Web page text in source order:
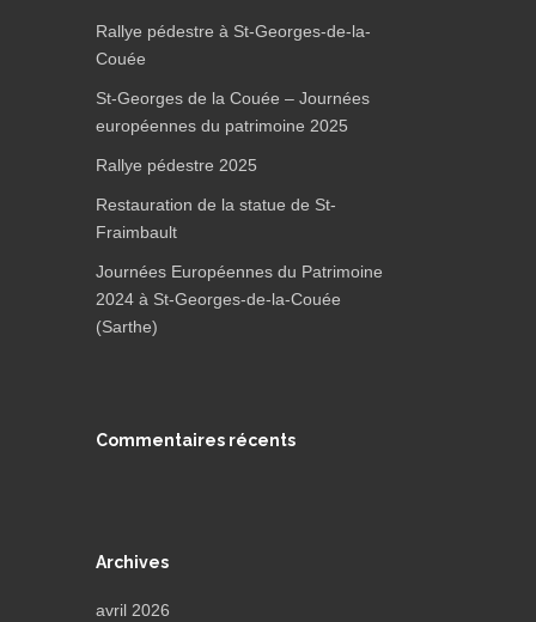
Rallye pédestre à St-Georges-de-la-
Couée
St-Georges de la Couée – Journées
européennes du patrimoine 2025
Rallye pédestre 2025
Restauration de la statue de St-
Fraimbault
Journées Européennes du Patrimoine
2024 à St-Georges-de-la-Couée
(Sarthe)
Commentaires récents
Archives
avril 2026